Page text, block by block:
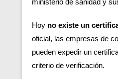
ministerio de sanidad y
Hoy no existe un
oficial, las empresas de
pueden expedir un
criterio de verificación.